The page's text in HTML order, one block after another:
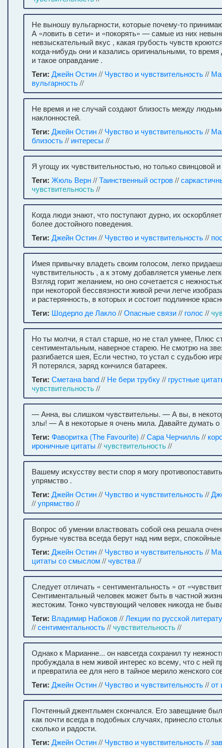
Не выношу вульгарности, которые почему-то
А «ловить в сети» и «покорять» — самые из них
невзыскательный вкус , какая грубость чувств
когда-нибудь они и казались оригинальными, то
и такое оправдание .
Теги: Джейн Остин// Чувство и чувствительность//
вульгарность//
Не время и не случай создают близость между
наклонностей.
Теги: Джейн Остин// Чувство и чувствительность//
близость// интересы //
Я угощу их чувствительностью, но только свинцовой
Теги: Жюль Верн//Таинственный остров//
чувствительность//
Когда люди знают, что поступают дурно, их
более достойного поведения.
Теги: Джейн Остин// Чувство и чувствительность//
Имея привычку владеть своим голосом, легко
чувствительность , а к этому добавляется уменье
Взгляд горит желанием, но оно сочетается с
при некоторой бессвязности живой речи легче
и растерянность, в которых и состоит подлинное
Теги: Шодерло де Лакло//Опасные связи// голос //
Но ты молчи, я стал старше, но не стал умнее, Плюс
сентиментальным, наверное старею. Не смотрю на
разгибается шея, Если честно, то устал с судьбою
Я потерялся, заряд кончился батареек.
Теги: Сметана band// Не бери трубку// грустные
чувствительность//
— Анна, вы слишком чувствительны. — А вы, в
злы! — А в некоторые я очень мила. Давайте думать о
Теги: Фаворитка (The Favourite) //Сара Черчилль//
ироничные цитаты //чувствительность//
Вашему искусству вести спор я могу
упрямство .
Теги: Джейн Остин// Чувство и чувствительность//
//упрямство//
Вопрос об умении властвовать собой она решала
бурные чувства всегда берут над ним верх,
Теги: Джейн Остин// Чувство и чувствительность//
цитаты со смыслом//чувства//
Следует отличать « сентиментальность » от
Сентиментальный человек может быть в частной
жестоким. Тонко чувствующий человек никогда не
Теги: Владимир Набоков//Лекции по русской
//сентиментальность//чувствительность//
Однако к Марианне... он навсегда сохранил ту
пробуждала в нем живой интерес ко всему, что с ней
и превратила ее для него в тайное мерило женского
Теги: Джейн Остин// Чувство и чувствительность//от
Почтенный джентльмен скончался. Его завещание
как почти всегда в подобных случаях, принесло
сколько и радости.
Теги: Джейн Остин// Чувство и чувствительность//